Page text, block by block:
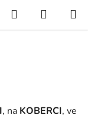
Hledat
KOŠÍK
, na KOBERCI, ve